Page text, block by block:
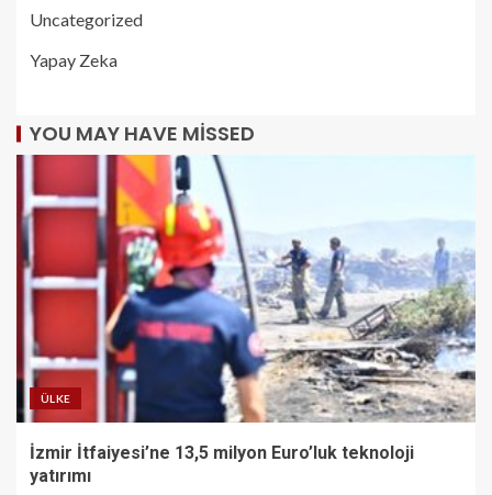
Uncategorized
Yapay Zeka
YOU MAY HAVE MISSED
ÜLKE
İzmir İtfaiyesi’ne 13,5 milyon Euro’luk teknoloji
yatırımı